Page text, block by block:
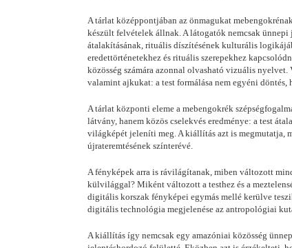
A tárlat középpontjában az önmagukat
készült felvételek állnak. A látogatók nemcsak
átalakításának, rituális díszítésének kulturális
eredettörténetekhez és rituális szerepekhez
közösség számára azonnal olvasható vizuális
valamint ajkukat: a test formálása nem egyéni
A tárlat központi eleme a mebengokrék
látvány, hanem közös cselekvés eredménye: a test
világképét jeleníti meg. A kiállítás azt is megmutatja,
újrateremtésének színterévé.
A fényképek arra is rávilágítanak, miben változott
külvilággal? Miként változott a testhez és a
digitális korszak fényképei egymás mellé kerülve
digitális technológia megjelenése az antropológiai
A kiállítás így nemcsak egy amazóniai közösség